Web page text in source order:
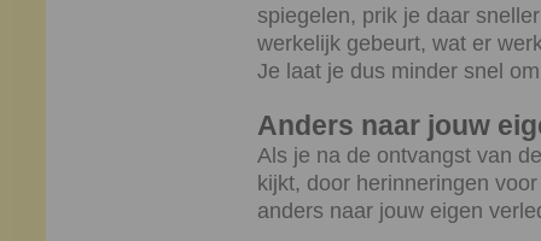
spiegelen, prik je daar
werkelijk gebeurt, wat er
Je laat je dus minder snel
Anders naar jouw
Als je na de ontvangst van
kijkt, door herinneringen
anders naar jouw eigen